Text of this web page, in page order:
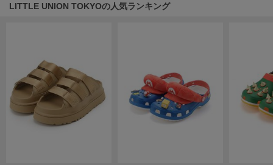
キーン
le
ル
le coq sportif
ルコックスポルティフ
LITTLE UNION TOKYOの人気ランキング